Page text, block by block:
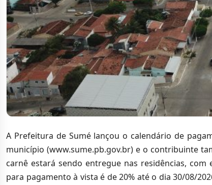
A Prefeitura de Sumé lançou o calendário de
município (www.sume.pb.gov.br) e o contribuinte
carnê estará sendo entregue nas residências,
para pagamento à vista é de 20% até o dia 30/08/